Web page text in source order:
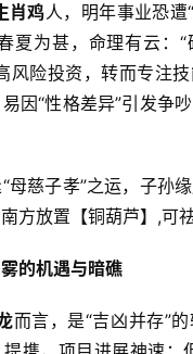
肖鸡人，明年事业恐遭
夏为甚，命理有云：
风险投资，转而专注技
因“性格差异”引发争
母慈子孝”之运，子孙
方放置【铜葫芦】,可祛
的机遇与暗礁
而言，是“吉凶并存”的